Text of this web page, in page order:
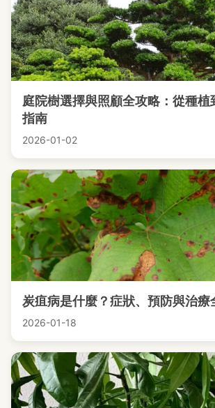
庭院樹選擇與照顧全攻略：從種植
指南
2026-01-02
炭疽病是什麼？症狀、預防與治療
2026-01-18